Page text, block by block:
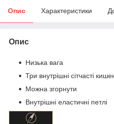
Опис Характеристики
Опис
Низька вага
Три внутрішні сітчасті
Можна згорнути
Внутрішні еластичні петлі